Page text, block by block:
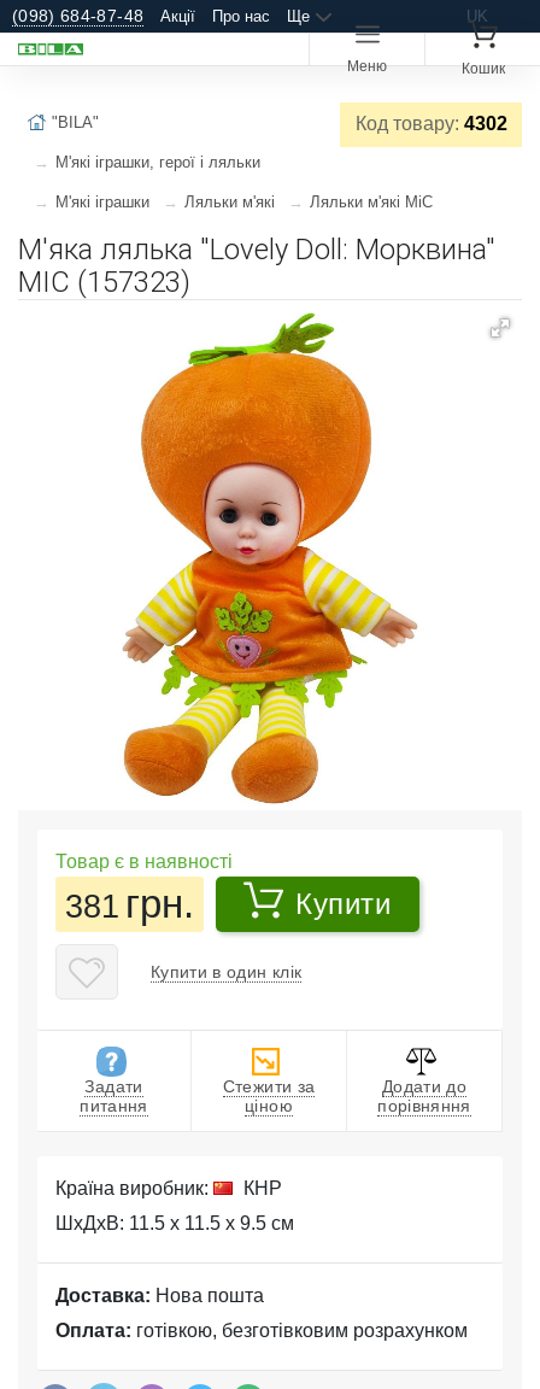
(098) 684-87-48 Акції Про нас Ще UK
Меню Кошик
Код товару: 4302
"BILA"
М'які іграшки, герої і ляльки
М'які іграшки Ляльки м'які Ляльки м'які MiC
М'яка лялька "Lovely Doll: Морквина"
MIC (157323)
Товар є в наявності
381 грн. Купити
Купити в один клік
Задати
питання
Стежити за
ціною
Додати до
порівняння
Країна виробник:
КНР
ШхДхВ: 11.5 x 11.5 x 9.5 см
Доставка: Нова пошта
Оплата: готівкою, безготівковим розрахунком